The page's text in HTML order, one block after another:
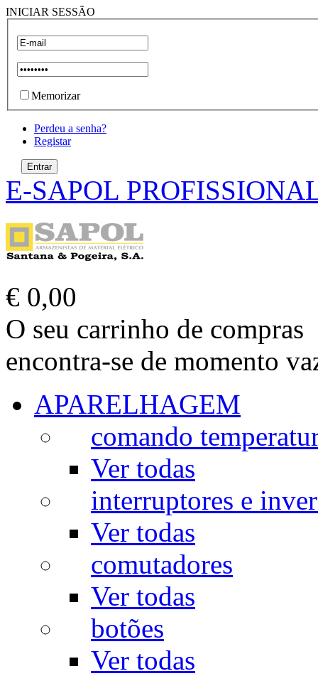
INICIAR SESSÃO
Memorizar
Perdeu a senha?
Registar
E-SAPOL
€ 0,00
O seu carrinho de compras
encontra-se de momento
APARELHAGEM
comando
Ver todas
interruptores e
Ver todas
comutadores
Ver todas
botões
Ver todas